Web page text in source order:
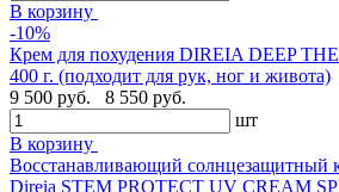
В корзину
-10%
Крем для похудения DIREIA DEEP
400 г. (подходит для рук, ног и живота)
9 500 руб.
8 550 руб.
шт
В корзину
Восстанавливающий солнцезащитный
Direia STEM PROTECT UV CREAM